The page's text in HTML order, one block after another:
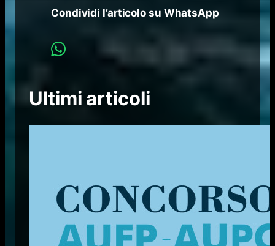
Condividi l’articolo su WhatsApp
Ultimi articoli